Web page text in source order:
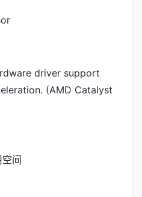
driver support
(AMD Catalyst
间